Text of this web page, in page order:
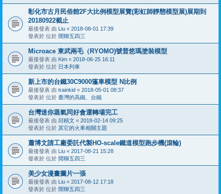
彰化市古月民俗館2F大比例模型展覽(彩虹師靜態模型展)展期到
20180922截止
最後發表 由 Liu « 2018-08-01 17:39
發表於 位於 閒聊五四三
Microace 東武兩毛（RYOMO)號普悠瑪塗裝模型
最後發表 由 Kim « 2018-06-25 16:11
發表於 位於 日本列車
新上市的台鐵30C9000篷車模型 N比例
最後發表 由 trainkid « 2018-05-01 08:37
發表於 位於 臺灣的高鐵、台鐵
台灣迷你蒸氣同好會運轉場完工
最後發表 由 邱精文 « 2018-02-14 09:25
發表於 位於 其它的火車相關主題
蕭博文請工廠委託代製HO-scale鐵道模型跑步機(滾輪)
最後發表 由 Liu « 2017-08-21 15:28
發表於 位於 閒聊五四三
美少女漫畫圖片一張
最後發表 由 Liu « 2017-08-12 17:18
發表於 位於 閒聊五四三